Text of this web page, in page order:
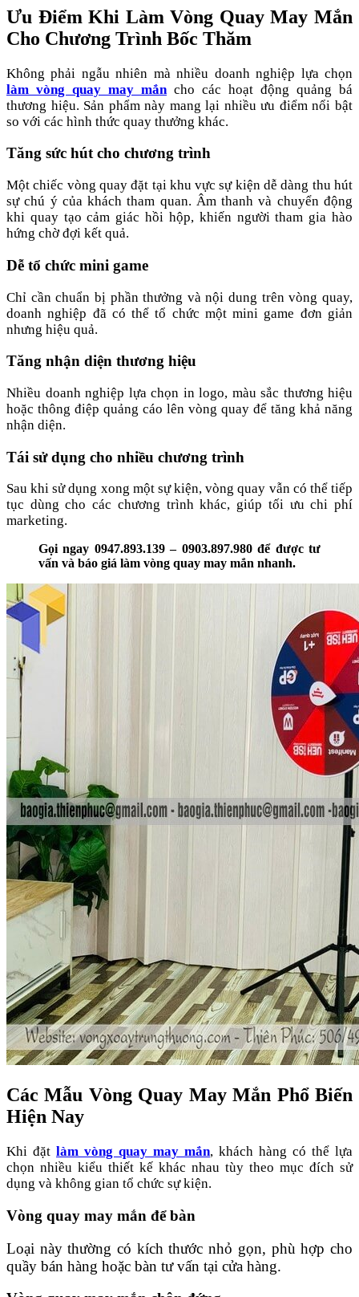
Ưu Điểm Khi Làm Vòng Quay May Mắn
Cho Chương Trình Bốc Thăm
Không phải ngẫu nhiên mà nhiều doanh nghiệp lựa chọn
làm vòng quay may mắn cho các hoạt động quảng bá
thương hiệu. Sản phẩm này mang lại nhiều ưu điểm nổi bật
so với các hình thức quay thưởng khác.
Tăng sức hút cho chương trình
Một chiếc vòng quay đặt tại khu vực sự kiện dễ dàng thu hút
sự chú ý của khách tham quan. Âm thanh và chuyển động
khi quay tạo cảm giác hồi hộp, khiến người tham gia hào
hứng chờ đợi kết quả.
Dễ tổ chức mini game
Chỉ cần chuẩn bị phần thưởng và nội dung trên vòng quay,
doanh nghiệp đã có thể tổ chức một mini game đơn giản
nhưng hiệu quả.
Tăng nhận diện thương hiệu
Nhiều doanh nghiệp lựa chọn in logo, màu sắc thương hiệu
hoặc thông điệp quảng cáo lên vòng quay để tăng khả năng
nhận diện.
Tái sử dụng cho nhiều chương trình
Sau khi sử dụng xong một sự kiện, vòng quay vẫn có thể tiếp
tục dùng cho các chương trình khác, giúp tối ưu chi phí
marketing.
Gọi ngay 0947.893.139 – 0903.897.980 để được tư
vấn và báo giá làm vòng quay may mắn nhanh.
Các Mẫu Vòng Quay May Mắn Phổ Biến
Hiện Nay
Khi đặt làm vòng quay may mắn, khách hàng có thể lựa
chọn nhiều kiểu thiết kế khác nhau tùy theo mục đích sử
dụng và không gian tổ chức sự kiện.
Vòng quay may mắn để bàn
Loại này thường có kích thước nhỏ gọn, phù hợp cho
quầy bán hàng hoặc bàn tư vấn tại cửa hàng.